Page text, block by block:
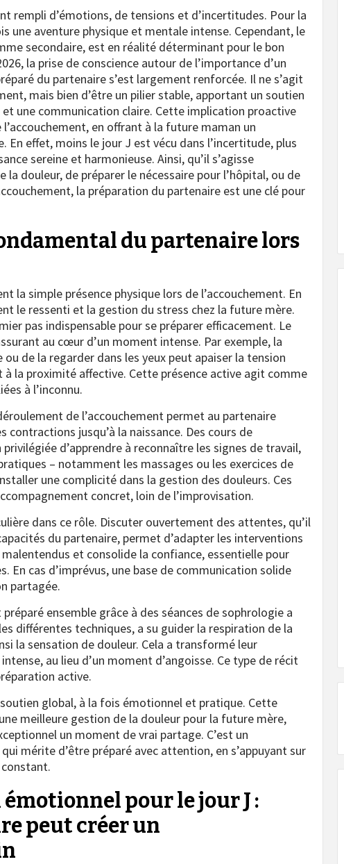
rempli d’émotions, de tensions et d’incertitudes. Pour la
une aventure physique et mentale intense. Cependant, le
secondaire, est en réalité déterminant pour le bon
la prise de conscience autour de l’importance d’un
du partenaire s’est largement renforcée. Il ne s’agit
mais bien d’être un pilier stable, apportant un soutien
une communication claire. Cette implication proactive
en offrant à la future maman un
effet, moins le jour J est vécu dans l’incertitude, plus
sereine et harmonieuse. Ainsi, qu’il s’agisse
la douleur, de préparer le nécessaire pour l’hôpital, ou de
la préparation du partenaire est une clé pour
du partenaire lors
la simple présence physique lors de l’accouchement. En
le ressenti et la gestion du stress chez la future mère.
pas indispensable pour se préparer efficacement. Le
au cœur d’un moment intense. Par exemple, la
de la regarder dans les yeux peut apaiser la tension
la proximité affective. Cette présence active agit comme
à l’inconnu.
de l’accouchement permet au partenaire
contractions jusqu’à la naissance. Des cours de
d’apprendre à reconnaître les signes de travail,
– notamment les massages ou les exercices de
une complicité dans la gestion des douleurs. Ces
concret, loin de l’improvisation.
dans ce rôle. Discuter ouvertement des attentes, qu’il
du partenaire, permet d’adapter les interventions
et consolide la confiance, essentielle pour
En cas d’imprévus, une base de communication solide
partagée.
ensemble grâce à des séances de sophrologie a
différentes techniques, a su guider la respiration de la
la sensation de douleur. Cela a transformé leur
au lieu d’un moment d’angoisse. Ce type de récit
active.
global, à la fois émotionnel et pratique. Cette
meilleure gestion de la douleur pour la future mère,
un moment de vrai partage. C’est un
mérite d’être préparé avec attention, en s’appuyant sur
pour le jour J :
peut créer un